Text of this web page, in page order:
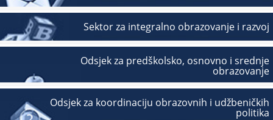
Sektor za integralno obrazovanje i razvoj
Odsjek za predškolsko, osnovno i srednje
obrazovanje
Odsjek za koordinaciju obrazovnih i udžbeničkih
politika